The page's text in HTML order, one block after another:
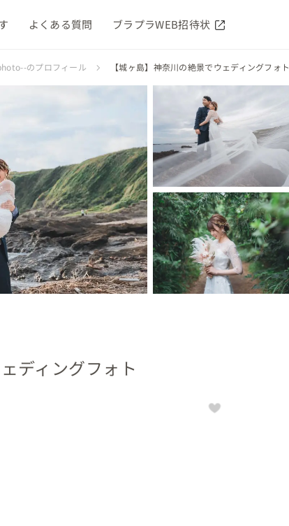
よくある質問 ブラプラWEB招待状
のプロフィール 【城ヶ島】神奈川の絶景でウェディングフォト
ディングフォト